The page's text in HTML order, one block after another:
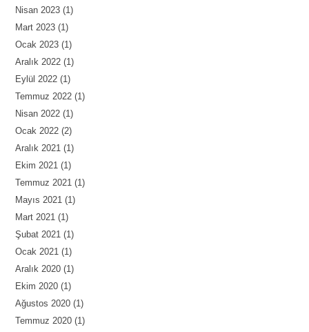
Nisan 2023(1)
Mart 2023(1)
Ocak 2023(1)
Aralık 2022(1)
Eylül 2022(1)
Temmuz 2022(1)
Nisan 2022(1)
Ocak 2022(2)
Aralık 2021(1)
Ekim 2021(1)
Temmuz 2021(1)
Mayıs 2021(1)
Mart 2021(1)
Şubat 2021(1)
Ocak 2021(1)
Aralık 2020(1)
Ekim 2020(1)
Ağustos 2020(1)
Temmuz 2020(1)